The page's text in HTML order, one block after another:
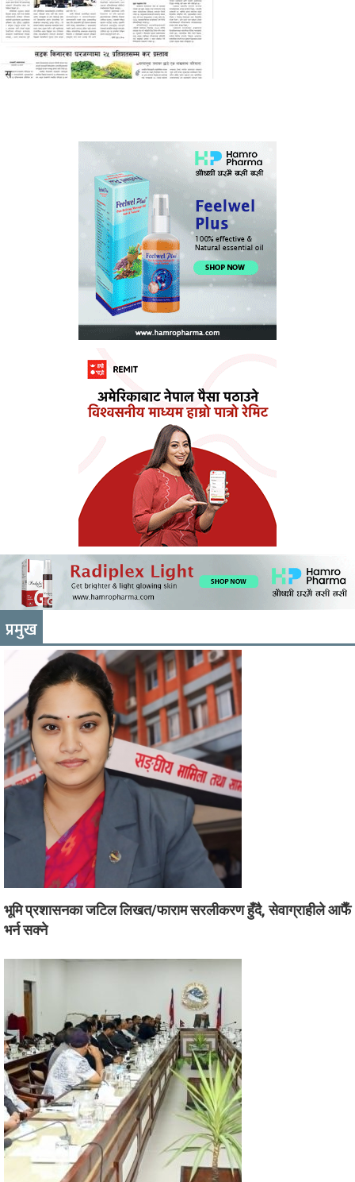
प्रमुख
भूमि प्रशासनका जटिल लिखत/फाराम सरलीकरण हुँदै, सेवाग्राहीले आफैँ
भर्न सक्ने